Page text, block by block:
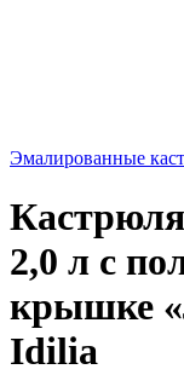
Эмалированные
2,0 л с
крышке
Idilia